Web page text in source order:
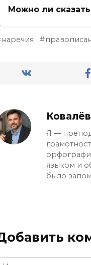
Можно ли
остаётся слитным.
наречия
Я —
языком и
было
Имя